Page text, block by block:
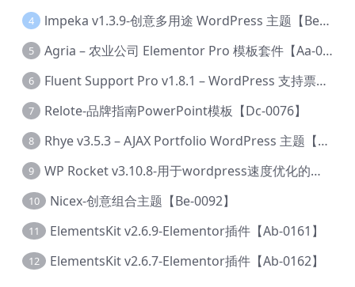
4 lmpeka v1.3.9-创意多用途 WordPress 主题【Be-0064】
5 Agria – 农业公司 Elementor Pro 模板套件【Aa-0003】
6 Fluent Support Pro v1.8.1 – WordPress 支持票务系统【Cc-0041】
7 Relote-品牌指南PowerPoint模板【Dc-0076】
8 Rhye v3.5.3 – AJAX Portfolio WordPress 主题【Bi-0049】
9 WP Rocket v3.10.8-用于wordpress速度优化的缓存加速插件【Cd-0019】
10 Nicex-创意组合主题【Be-0092】
11 ElementsKit v2.6.9-Elementor插件【Ab-0161】
12 ElementsKit v2.6.7-Elementor插件【Ab-0162】